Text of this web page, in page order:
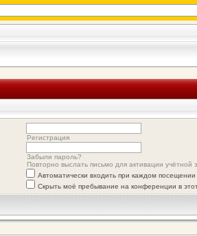
Регистрация
Забыли пароль?
Повторно выслать письмо для активации учётной
Автоматически входить при каждом посещении
Скрыть моё пребывание на конференции в